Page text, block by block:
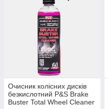
Очисник колісних дисків
безкислотний P&S Brake
Buster Total Wheel Cleaner